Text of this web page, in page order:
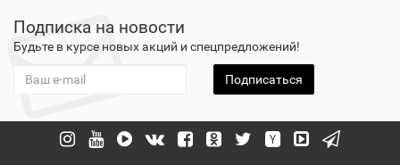
Подписка на новости
Будьте в курсе новых акций и спецпредложений!
Подписаться